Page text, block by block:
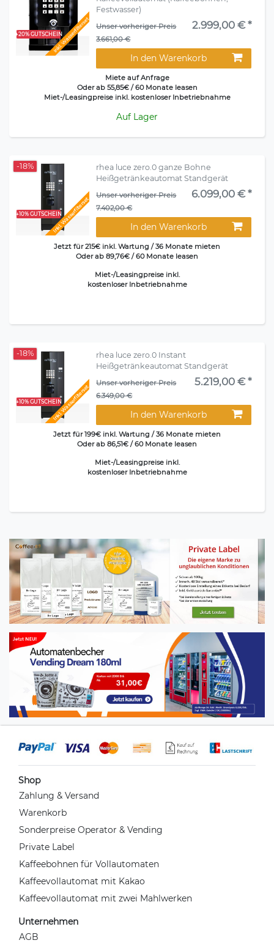
Inkl. Wasserfilterset
+20% GUTSCHEIN
Festwasser)
Unser vorheriger Preis
3.661,00 €
2.999,00 € *
In den Warenkorb
Miete auf Anfrage
Oder ab 55,85€ / 60 Monate leasen
Miet-/Leasingpreise inkl. kostenloser Inbetriebnahme
Auf Lager
Inkl. Wasserfilterset
+10% GUTSCHEIN
-18%
rhea luce zero.0 ganze Bohne
Heißgetränkeautomat Standgerät
Unser vorheriger Preis
7.402,00 €
6.099,00 € *
In den Warenkorb
Jetzt für 215€ inkl. Wartung / 36 Monate mieten
Oder ab 89,76€ / 60 Monate leasen
Miet-/Leasingpreise inkl.
kostenloser Inbetriebnahme
Inkl. Wasserfilterset
+10% GUTSCHEIN
-18%
rhea luce zero.0 Instant
Heißgetränkeautomat Standgerät
Unser vorheriger Preis
6.349,00 €
5.219,00 € *
In den Warenkorb
Jetzt für 199€ inkl. Wartung / 36 Monate mieten
Oder ab 86,51€ / 60 Monate leasen
Miet-/Leasingpreise inkl.
kostenloser Inbetriebnahme
Shop
Zahlung & Versand
Warenkorb
Sonderpreise Operator & Vending
Private Label
Kaffeebohnen für Vollautomaten
Kaffeevollautomat mit Kakao
Kaffeevollautomat mit zwei Mahlwerken
Unternehmen
AGB